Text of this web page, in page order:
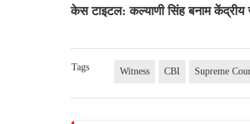
केस टाइटल: कल्याणी सिंह बनाम
Tags Witness CBI Supreme